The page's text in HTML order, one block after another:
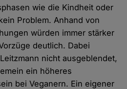
wie die Kindheit oder
Problem. Anhand von
würden immer stärker
deutlich. Dabei
nicht ausgeblendet,
ein höheres
bei Veganern. Ein eigener